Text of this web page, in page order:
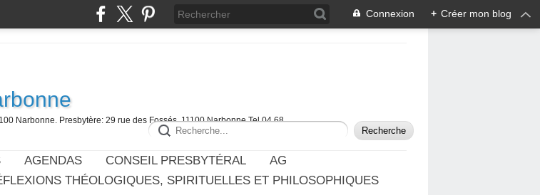
Connexion + Créer mon blog
Narbonne. Presbytère: 29 rue des Fossés, 11100 Narbonne Tel 04 68
AGENDAS CONSEIL PRESBYTÉRAL
AG
THÉOLOGIQUES, SPIRITUELLES ET PHILOSOPHIQUES